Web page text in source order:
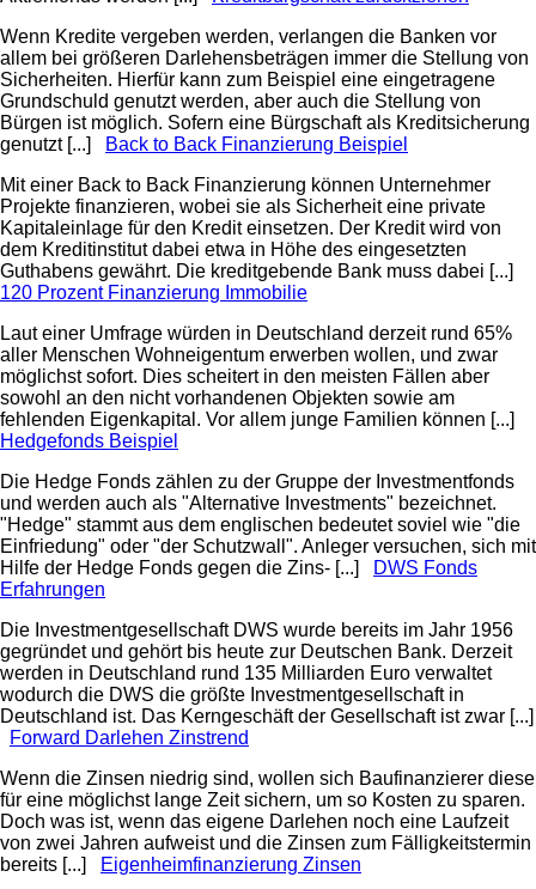
Wenn Kredite vergeben werden, verlangen die Banken vor
allem bei größeren Darlehensbeträgen immer die Stellung von
Sicherheiten. Hierfür kann zum Beispiel eine eingetragene
Grundschuld genutzt werden, aber auch die Stellung von
Bürgen ist möglich. Sofern eine Bürgschaft als Kreditsicherung
genutzt [...]
Back to Back Finanzierung Beispiel
Mit einer Back to Back Finanzierung können Unternehmer
Projekte finanzieren, wobei sie als Sicherheit eine private
Kapitaleinlage für den Kredit einsetzen. Der Kredit wird von
dem Kreditinstitut dabei etwa in Höhe des eingesetzten
Guthabens gewährt. Die kreditgebende Bank muss dabei [...]
120 Prozent Finanzierung Immobilie
Laut einer Umfrage würden in Deutschland derzeit rund 65%
aller Menschen Wohneigentum erwerben wollen, und zwar
möglichst sofort. Dies scheitert in den meisten Fällen aber
sowohl an den nicht vorhandenen Objekten sowie am
fehlenden Eigenkapital. Vor allem junge Familien können [...]
Hedgefonds Beispiel
Die Hedge Fonds zählen zu der Gruppe der Investmentfonds
und werden auch als "Alternative Investments" bezeichnet.
"Hedge" stammt aus dem englischen bedeutet soviel wie "die
Einfriedung" oder "der Schutzwall". Anleger versuchen, sich mit
Hilfe der Hedge Fonds gegen die Zins- [...]
DWS Fonds
Erfahrungen
Die Investmentgesellschaft DWS wurde bereits im Jahr 1956
gegründet und gehört bis heute zur Deutschen Bank. Derzeit
werden in Deutschland rund 135 Milliarden Euro verwaltet
wodurch die DWS die größte Investmentgesellschaft in
Deutschland ist. Das Kerngeschäft der Gesellschaft ist zwar [...]
Forward Darlehen Zinstrend
Wenn die Zinsen niedrig sind, wollen sich Baufinanzierer diese
für eine möglichst lange Zeit sichern, um so Kosten zu sparen.
Doch was ist, wenn das eigene Darlehen noch eine Laufzeit
von zwei Jahren aufweist und die Zinsen zum Fälligkeitstermin
bereits [...]
Eigenheimfinanzierung Zinsen